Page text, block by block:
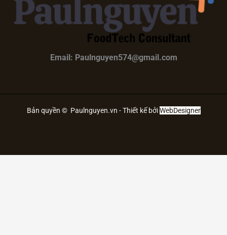
Email: Paulnguyen574@gmail.com
Bản quyền © Paulnguyen.vn - Thiết kế bởiWebDesigner